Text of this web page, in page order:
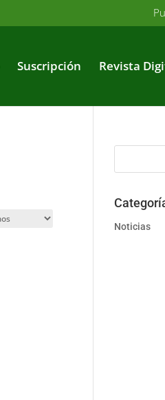
Suscripción Revista
Noticias